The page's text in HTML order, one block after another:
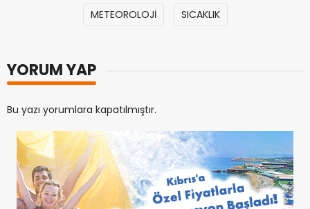
METEOROLOJİ SICAKLIK
YORUM YAP
Bu yazı yorumlara kapatılmıştır.